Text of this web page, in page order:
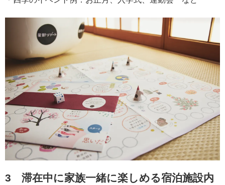
3 滞在中に家族一緒に楽しめる宿泊施設内